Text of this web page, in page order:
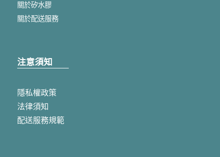
關於矽水膠
關於配送服務
注意須知
隱私權政策
法律須知
配送服務規範